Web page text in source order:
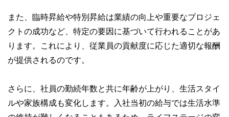
また、臨時昇給や特別昇給は業績の向上や重要なプロジェ
クトの成功など、特定の要因に基づいて行われることがあ
ります。これにより、従業員の貢献度に応じた適切な報酬
が提供されるのです。
さらに、社員の勤続年数と共に年齢が上がり、生活スタイ
ルや家族構成も変化します。入社当初の給与では生活水準